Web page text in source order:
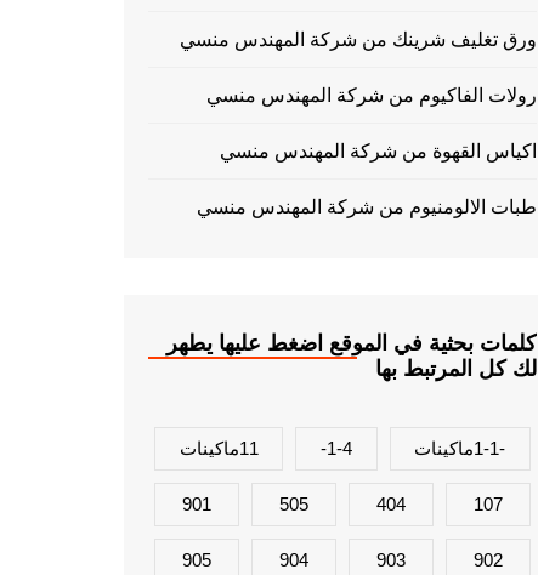
ورق تغليف شرينك من شركة المهندس منسي
رولات الفاكيوم من شركة المهندس منسي
اكياس القهوة من شركة المهندس منسي
طبات الالومنيوم من شركة المهندس منسي
كلمات بحثية في الموقع اضغط عليها يطهر
لك كل المرتبط بها
-1-1ماكينات 1-4- 11ماكينات
107
404
505
901
902
903
904
905